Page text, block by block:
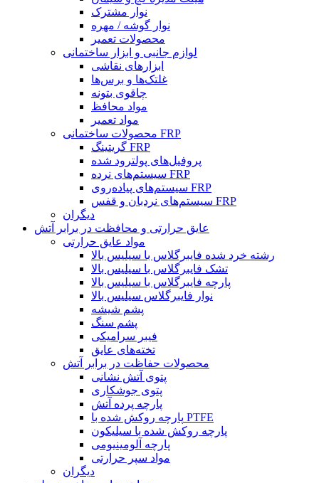
نوار مشترک
نوار گوشه / مهره
محصولات تعمیر
لوازم جانبی و ابزار ساختمانی
ابزارهای نقاشی
غلتک‌ها و برس‌ها
چاقوی بتونه
مواد محافظ
مواد تعمیر
محصولات ساختمانی FRP
گریتینگ FRP
پروفیل‌های پولترود شده
سیستم‌های نرده FRP
سیستم‌های پیاده‌روی FRP
سیستم‌های نردبان و قفس FRP
دیگران
عایق حرارتی و محافظت در برابر آتش
مواد عایق حرارتی
رشته خرد شده فایبرگلاس با سیلیس بالا
تشک فایبرگلاس با سیلیس بالا
پارچه فایبرگلاس با سیلیس بالا
نوار فایبرگلاس سیلیس بالا
پشم شیشه
پشم سنگ
فیبر سرامیکی
تخته‌های عایق
محصولات حفاظت در برابر آتش
پتوی آتش نشانی
پتوی جوشکاری
پارچه پرده آتش
پارچه روکش شده با PTFE
پارچه روکش شده با سیلیکون
پارچه آلومینیومی
مواد سپر حرارتی
دیگران